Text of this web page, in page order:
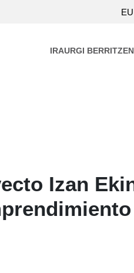
EU
IRAURGI BERRITZEN
Izan